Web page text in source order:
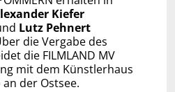
Kiefer
Lutz Pehnert
die Vergabe des
die FILMLAND MV
mit dem Künstlerhaus
der Ostsee.